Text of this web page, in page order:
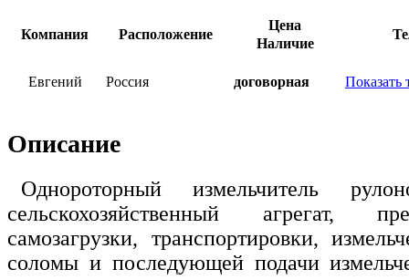
Компания Расположение
Цена
Наличие
Евгений Россия договорная Показать
Описание
Однороторный измельчитель
сельскохозяйственный агрегат,
самозагрузки, транспортировки,
соломы и последующей подачи